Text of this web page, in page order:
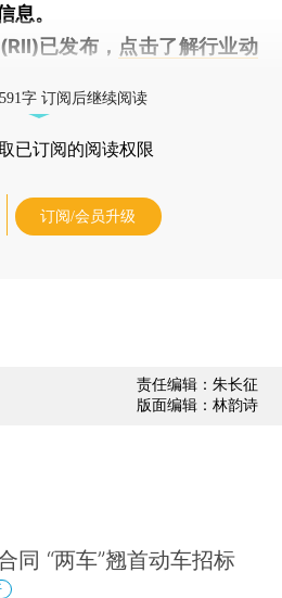
息。
已发布， 点击了解行业动
字 订阅后继续阅读
已订阅的阅读权限
订阅/会员升级
责任编辑：朱长征
版面编辑：林韵诗
同 “两车”翘首动车招标